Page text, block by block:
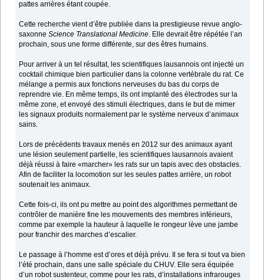
pattes arrières étant coupée.
Cette recherche vient d’être publiée dans la prestigieuse revue anglo-
saxonneScience Translational Medicine. Elle devrait être répétée l’an
prochain, sous une forme différente, sur des êtres humains.
Pour arriver à un tel résultat, les scientifiques lausannois ont injecté un
cocktail chimique bien particulier dans la colonne vertébrale du rat. Ce
mélange a permis aux fonctions nerveuses du bas du corps de
reprendre vie. En même temps, ils ont implanté des électrodes sur la
même zone, et envoyé des stimuli électriques, dans le but de mimer
les signaux produits normalement par le système nerveux d’animaux
sains.
Lors de précédents travaux menés en 2012 sur des animaux ayant
une lésion seulement partielle, les scientifiques lausannois avaient
déjà réussi à faire «marcher» les rats sur un tapis avec des obstacles.
Afin de faciliter la locomotion sur les seules pattes arrière, un robot
soutenait les animaux.
Cette fois-ci, ils ont pu mettre au point des algorithmes permettant de
contrôler de manière fine les mouvements des membres inférieurs,
comme par exemple la hauteur à laquelle le rongeur lève une jambe
pour franchir des marches d’escalier.
Le passage à l’homme est d’ores et déjà prévu. Il se fera si tout va bien
l’été prochain, dans une salle spéciale du CHUV. Elle sera équipée
d’un robot sustenteur, comme pour les rats, d’installations infrarouges